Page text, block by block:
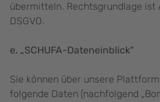
übermitteln. Rechtsgrundlage ist
DSGVO.
e. „SCHUFA-Dateneinblick“
Sie können über unsere Plattform
folgende Daten (nachfolgend